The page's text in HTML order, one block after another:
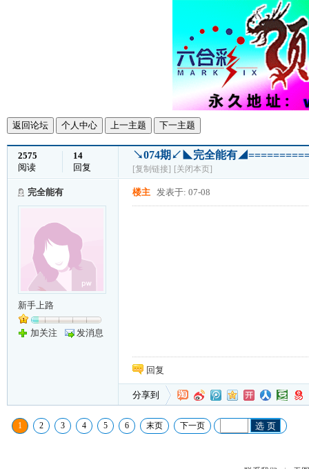
返回论坛 个人中心 上一主题 下一主题
2575
阅读
14
回复
↘074期↙◣完全能有
[复制链接] [关闭本页]
完全能有
新手上路
加关注 发消息
楼主 发表于: 07-08
回复
分享到
1 2 3 4 5 6 末页 下一页 选 页